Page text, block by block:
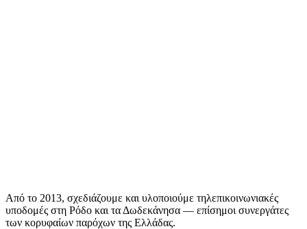
Από το 2013, σχεδιάζουμε και υλοποιούμε τηλεπικοινωνιακές
υποδομές στη Ρόδο και τα Δωδεκάνησα — επίσημοι συνεργάτες
των κορυφαίων παρόχων της Ελλάδας.